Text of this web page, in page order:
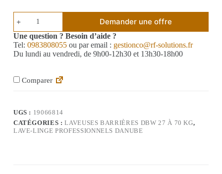
Demander une offre
Une question ? Besoin d’aide ?
Tel: 0983808055ou par email : gestionco@rf-solutions.fr
Du lundi au vendredi, de 9h00-12h30 et 13h30-18h00
Comparer
UGS : 19066814
CATÉGORIES :LAVEUSES BARRIÈRES DBW 27 À 70 KG,
LAVE-LINGE PROFESSIONNELS DANUBE